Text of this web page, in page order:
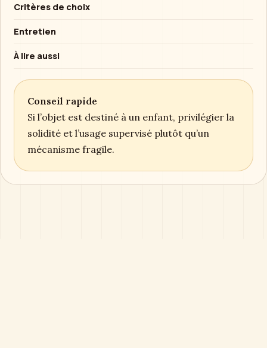
Critères de choix
Entretien
À lire aussi
Conseil rapide
Si l’objet est destiné à un enfant, privilégier la
solidité et l’usage supervisé plutôt qu’un
mécanisme fragile.